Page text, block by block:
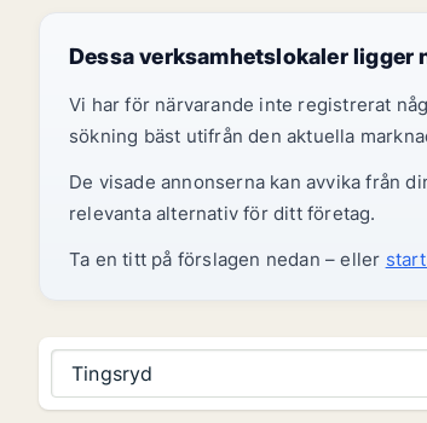
Dessa verksamhetslokaler ligger
Vi har för närvarande inte registrerat
sökning bäst utifrån den aktuella
De visade annonserna kan avvika från
relevanta alternativ för ditt företag.
Ta en titt på förslagen nedan – eller
Tingsryd